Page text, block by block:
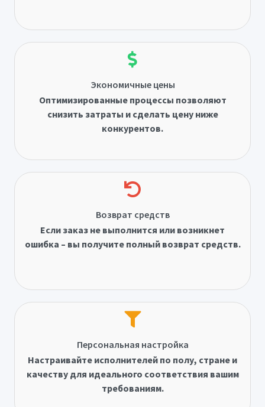
Экономичные цены
Оптимизированные процессы позволяют
снизить затраты и сделать цену ниже
конкурентов.
Возврат средств
Если заказ не выполнится или возникнет
ошибка – вы получите полный возврат средств.
Персональная настройка
Настраивайте исполнителей по полу, стране и
качеству для идеального соответствия вашим
требованиям.